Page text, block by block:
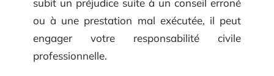
subit un préjudice suite à un conseil erroné
ou à une prestation mal exécutée, il peut
engager votre responsabilité civile
professionnelle.